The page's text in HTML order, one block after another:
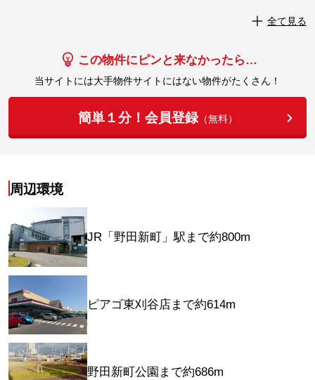
実際にこの物件を見学してみませんか？
実際に見学してみる
全て見る
この物件にピンと来なかったら…
当サイトには大手物件サイトにはない物件がたくさん！
簡単１分！会員登録（無料）
周辺環境
JR「野田新町」駅まで約800m
ピアゴ東刈谷店まで約614m
野田新町公園まで約686m